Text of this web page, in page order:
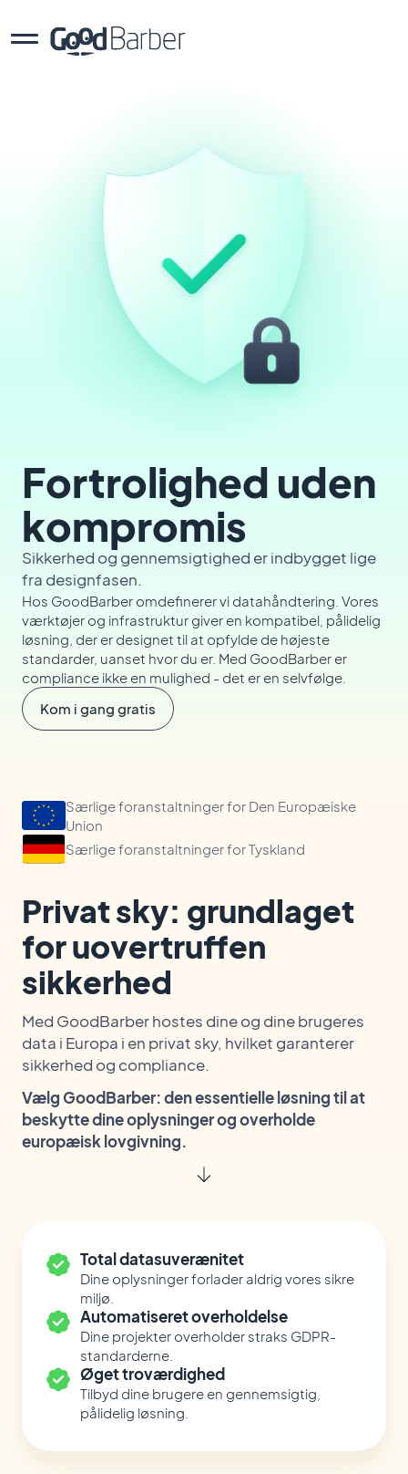
Fortrolighed uden
kompromis
Sikkerhed og gennemsigtighed er indbygget lige
fra designfasen.
Hos GoodBarber omdefinerer vi datahåndtering. Vores
værktøjer og infrastruktur giver en kompatibel, pålidelig
løsning, der er designet til at opfylde de højeste
standarder, uanset hvor du er. Med GoodBarber er
compliance ikke en mulighed - det er en selvfølge.
Kom i gang gratis
Særlige foranstaltninger for Den Europæiske
Union
Særlige foranstaltninger for Tyskland
Privat sky: grundlaget
for uovertruffen
sikkerhed
Med GoodBarber hostes dine og dine brugeres
data i Europa i en privat sky, hvilket garanterer
sikkerhed og compliance.
Vælg GoodBarber: den essentielle løsning til at
beskytte dine oplysninger og overholde
europæisk lovgivning.
Total datasuverænitet
Dine oplysninger forlader aldrig vores sikre
miljø.
Automatiseret overholdelse
Dine projekter overholder straks GDPR-
standarderne.
Øget troværdighed
Tilbyd dine brugere en gennemsigtig,
pålidelig løsning.